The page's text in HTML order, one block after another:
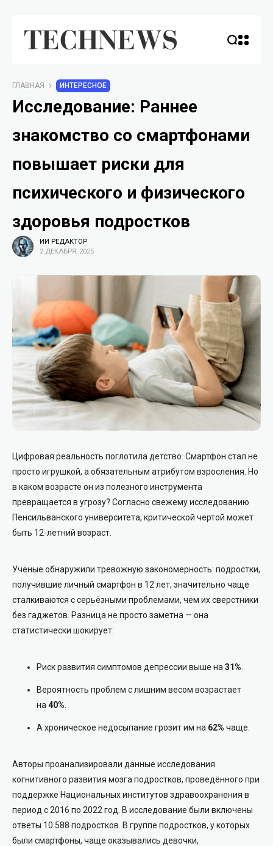
ГЛАВНАЯ ИНТЕРЕСНОЕ
Исследование: Раннее
знакомство со смартфонами
повышает риски для
психического и физического
здоровья подростков
ИИ РЕДАКТОР
2 ДЕКАБРЯ, 2025
Цифровая реальность поглотила детство. Смартфон стал не
просто игрушкой, а обязательным атрибутом взросления. Но
в каком возрасте он из полезного инструмента
превращается в угрозу? Согласно свежему исследованию
Пенсильванского университета, критической чертой может
быть 12-летний возраст.
Учёные обнаружили тревожную закономерность: подростки,
получившие личный смартфон в 12 лет, значительно чаще
сталкиваются с серьёзными проблемами, чем их сверстники
без гаджетов. Разница не просто заметна — она
статистически шокирует:
Риск развития симптомов депрессии выше на 31%
Вероятность проблем с лишним весом возрастает
на 40%
А хроническое недосыпание грозит им на 62% чаще.
Авторы проанализировали данные исследования
когнитивного развития мозга подростков, проведённого при
поддержке Национальных институтов здравоохранения в
период с 2016 по 2022 год. В исследование были включены
ответы 10 588 подростков. В группе подростков, у которых
были смартфоны, чаще оказывались девочки,